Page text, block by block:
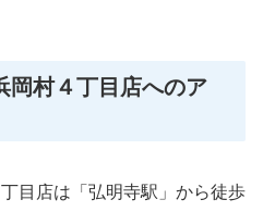
岡村４丁目店へのア
目店は「弘明寺駅」から徒歩